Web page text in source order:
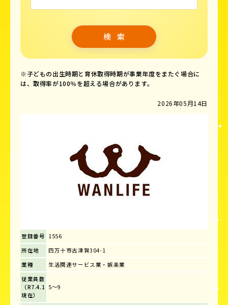
※子どもの出生時期と育休取得時期が事業年度をまたぐ場合に
は、取得率が100％を超える場合があります。
2026年05月14日
登録番号 1556
所在地
四万十市古津賀304-1
業種
生活関連サービス業・娯楽業
従業員数
（R7.4.1
現在）
5～9